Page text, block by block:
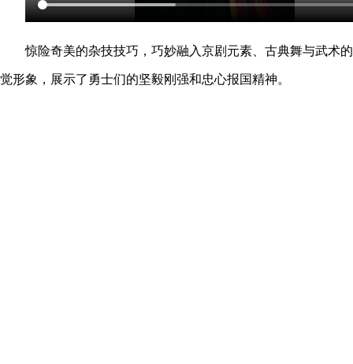
惊险奇美的杂技技巧，巧妙融入京剧元素、古典舞与武术
觉形象，展示了勇士们的坚毅刚强和忠心报国精神。